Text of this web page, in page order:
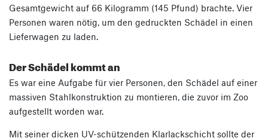
Gesamtgewicht auf 66 Kilogramm (145 Pfund) brachte. Vier
Personen waren nötig, um den gedruckten Schädel in einen
Lieferwagen zu laden.
Der Schädel kommt an
Es war eine Aufgabe für vier Personen, den Schädel auf einer
massiven Stahlkonstruktion zu montieren, die zuvor im Zoo
aufgestellt worden war.
Mit seiner dicken UV-schützenden Klarlackschicht sollte der